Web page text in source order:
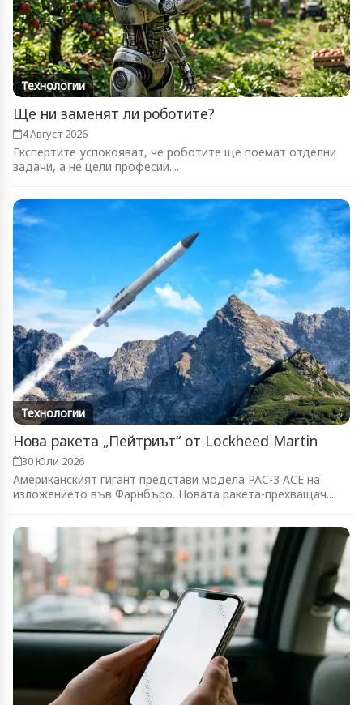
Технологии
Ще ни заменят ли роботите?
4 Август 2026
Експертите успокояват, че роботите ще поемат отделни
задачи, а не цели професии....
Технологии
Нова ракета „Пейтриът“ от Lockheed Martin
30 Юли 2026
Американският гигант представи модела PAC-3 ACE на
изложението във Фарнбъро. Новата ракета-прехващач...